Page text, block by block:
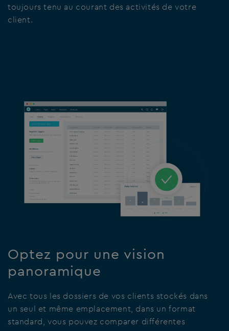
toujours tenu au courant des activités de votre
client.
Optez pour une vision
panoramique
Avec tous les dossiers de vos clients stockés dans
un seul et même emplacement, dans un format
standard, vous pouvez comparer différentes